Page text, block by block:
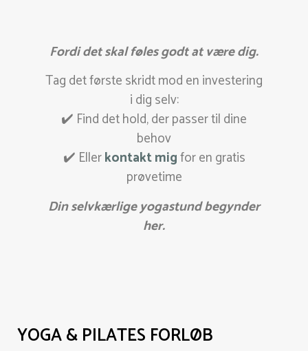
Fordi det skal føles godt at være dig.
Tag det første skridt mod en investering
i dig selv:
✔️ Find det hold, der passer til dine
behov
✔️ Ellerkontakt migfor en gratis
prøvetime
Din selvkærlige yogastund begynder
her.
YOGA & PILATES FORLØB